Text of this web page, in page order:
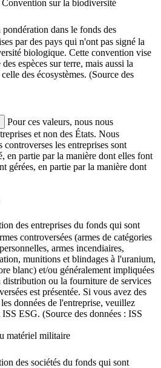
Convention sur la biodiversité
dans le fonds des
par des pays qui n'ont pas signé la
biologique. Cette convention vise
espèces sur terre, mais aussi la
des écosystèmes. (Source des
Pour ces valeurs, nous nous
et non des États. Nous
les entreprises sont
en partie par la manière dont elles font
gérées, en partie par la manière dont
des entreprises du fonds qui sont
controversées (armes de catégories
armes incendiaires,
munitions et blindages à l'uranium,
blanc) et/ou généralement impliquées
ou la fourniture de services
est présentée. Si vous avez des
données de l'entreprise, veuillez
ESG. (Source des données : ISS
matériel militaire
des sociétés du fonds qui sont